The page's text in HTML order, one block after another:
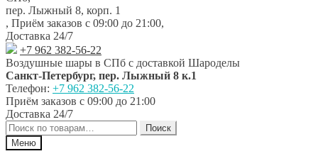
навигации
содержимому
пер. Лыжный 8, корп. 1
, Приём заказов с 09:00 до 21:00,
Доставка 24/7
+7 962 382-56-22
Воздушные шары в СПб с доставкой Шароделы
Санкт-Петербург, пер. Лыжный 8 к.1
Телефон: +7 962 382-56-22
Приём заказов с 09:00 до 21:00
Доставка 24/7
Искать:
Поиск
Меню